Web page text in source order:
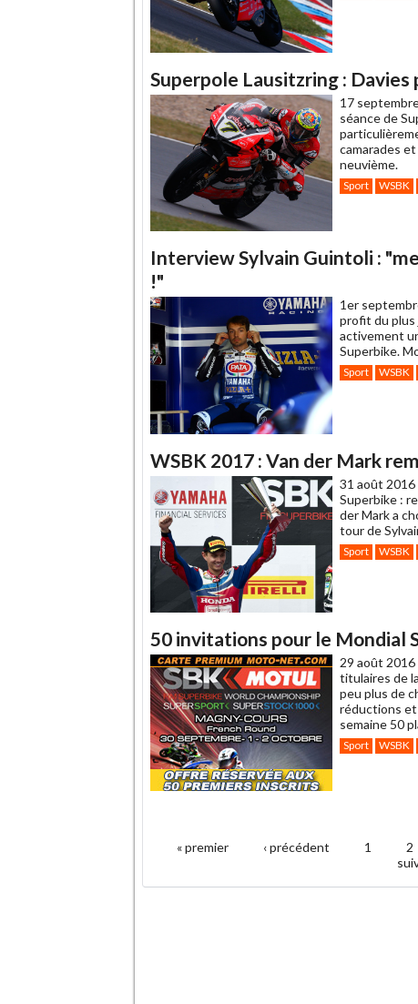
Superpole Lausitzring : Davies
17
séance de
camarades
neuvième.
Sport WSBK
Interview Sylvain Guintoli :
!"
1er
profit du plus
activement
Superbike.
Sport WSBK
WSBK 2017 : Van der Mark
31 août 2016
Superbike :
der Mark a
tour de
Sport WSBK
50 invitations pour le Mondial
29 août 2016
titulaires de
peu plus de
réductions
semaine 50
Sport WSBK
Pages
« premier ‹ précédent 1 2